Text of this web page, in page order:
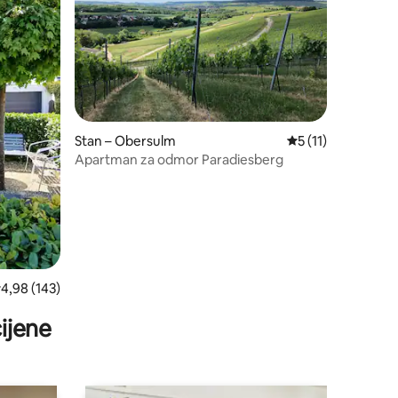
ocjena: 4,98/5, recenzija: 143
4,98 (143)
Stan – Obersulm Prosječna ocjena:
5 (11)
Apartman za odmor Paradiesberg